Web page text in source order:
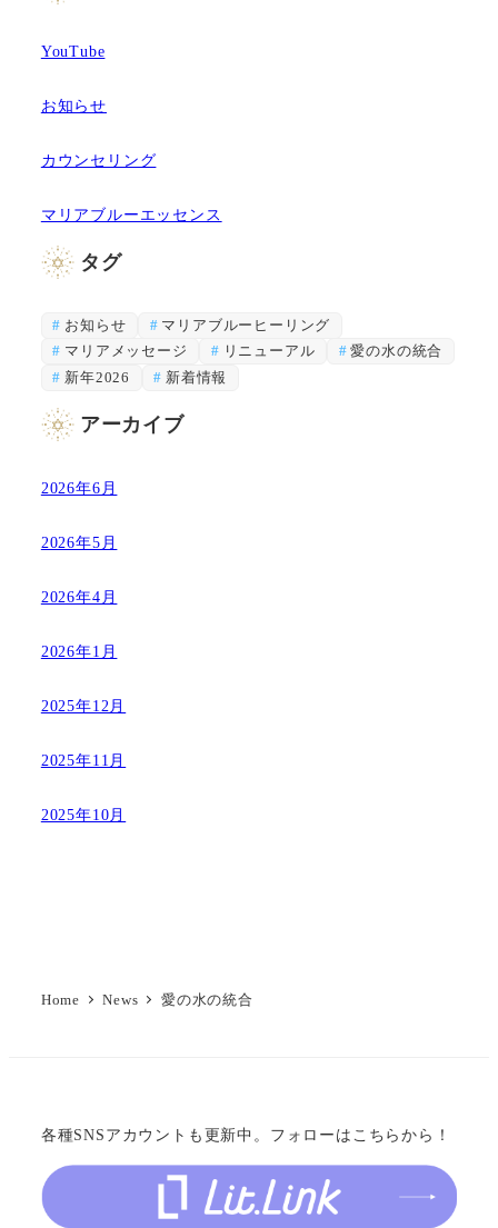
YouTube
お知らせ
カウンセリング
マリアブルーエッセンス
タグ
お知らせ
マリアブルーヒーリング
マリアメッセージ
リニューアル
愛の水の統合
新年2026
新着情報
アーカイブ
2026年6月
2026年5月
2026年4月
2026年1月
2025年12月
2025年11月
2025年10月
Home News 愛の水の統合
各種SNSアカウントも更新中。フォローはこちらから！